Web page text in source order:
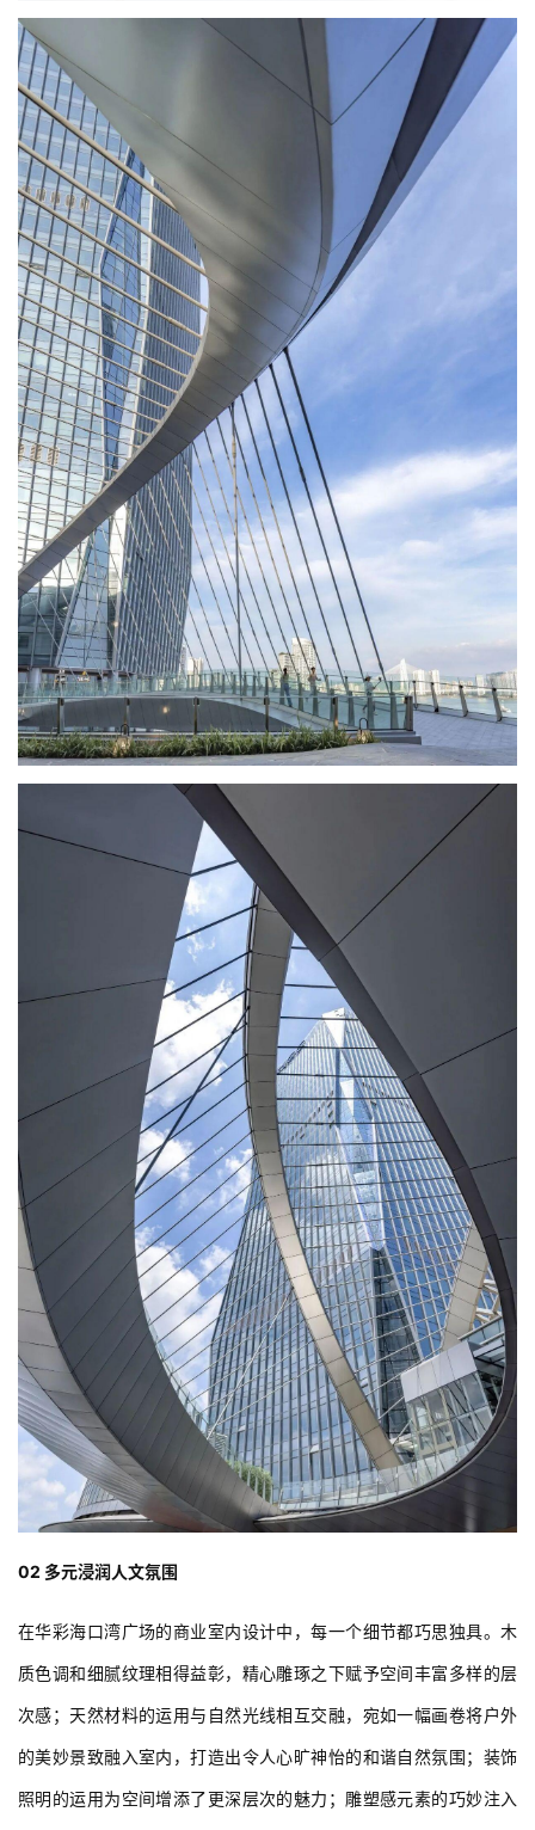
建
筑
设
计
室
内
设
计
城
建
速
工
作
流
02 多元浸润人文氛围
在华彩海口湾广场的商业室内设计中，每一个细节都巧思独具。木
质色调和细腻纹理相得益彰，精心雕琢之下赋予空间丰富多样的层
次感；天然材料的运用与自然光线相互交融，宛如一幅画卷将户外
的美妙景致融入室内，打造出令人心旷神怡的和谐自然氛围；装饰
照明的运用为空间增添了更深层次的魅力；雕塑感元素的巧妙注入